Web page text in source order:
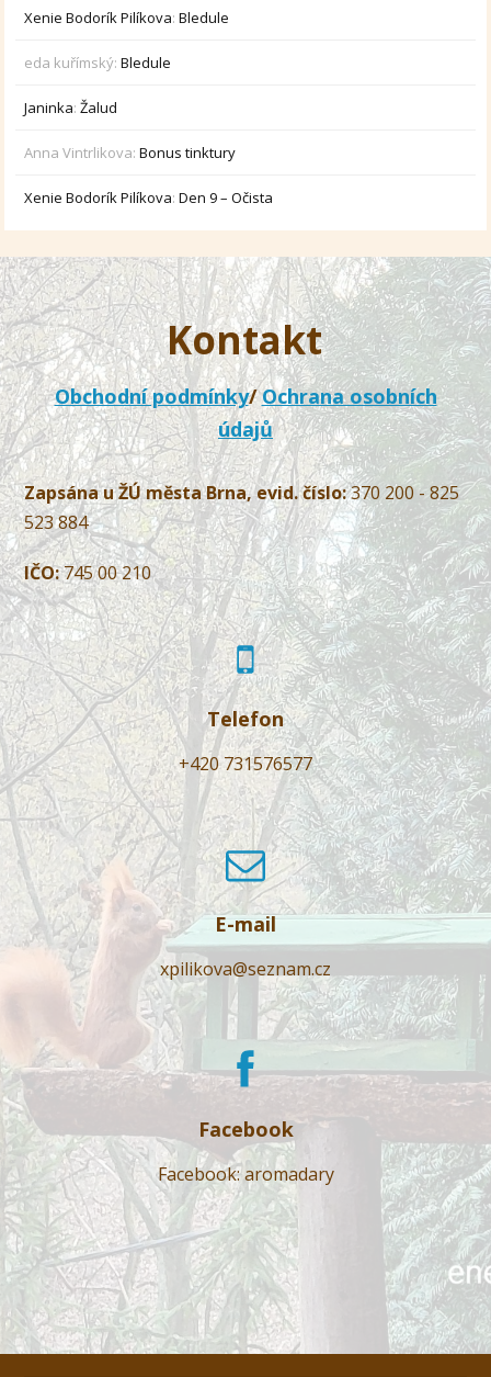
Xenie Bodorík Pilíkova:Bledule
eda kuřímský:Bledule
Janinka:Žalud
Anna Vintrlikova:Bonus tinktury
Xenie Bodorík Pilíkova:Den 9 – Očista
Kontakt
Obchodní podmínky/Ochrana osobních
údajů
Zapsána u ŽÚ města Brna, evid. číslo:370 200 - 825
523 884
IČO:745 00 210
Telefon
+420 731576577
E-mail
xpilikova@seznam.cz
Facebook
Facebook: aromadary